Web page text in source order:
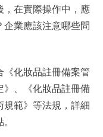
，在實際操作中，應
業應該注意哪些問
化妝品註冊備案管
》、《化妝品註冊備
範》等法規，詳細